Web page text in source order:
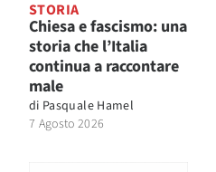
STORIA
Chiesa e fascismo: una
storia che l’Italia
continua a raccontare
male
di Pasquale Hamel
7 Agosto 2026